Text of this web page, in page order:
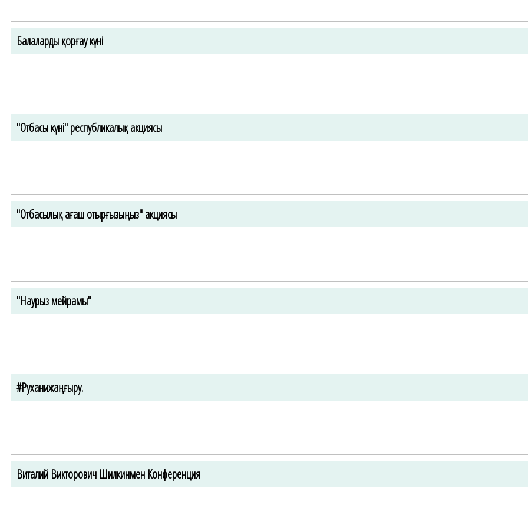
Балаларды қорғау күні
"Отбасы күні" республикалық акциясы
"Отбасылық ағаш отырғызыңыз" акциясы
"Наурыз мейрамы"
#Руханижаңғыру.
Виталий Викторович Шилкинмен Конференция